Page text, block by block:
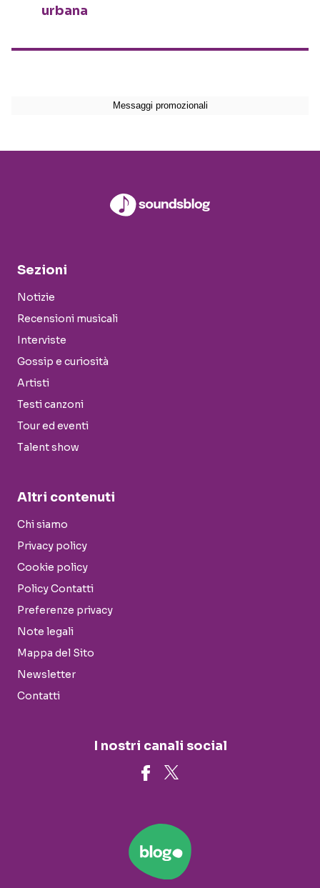
urbana
Sezioni
Notizie
Recensioni musicali
Interviste
Gossip e curiosità
Artisti
Testi canzoni
Tour ed eventi
Talent show
Altri contenuti
Chi siamo
Privacy policy
Cookie policy
Policy Contatti
Preferenze privacy
Note legali
Mappa del Sito
Newsletter
Contatti
I nostri canali social